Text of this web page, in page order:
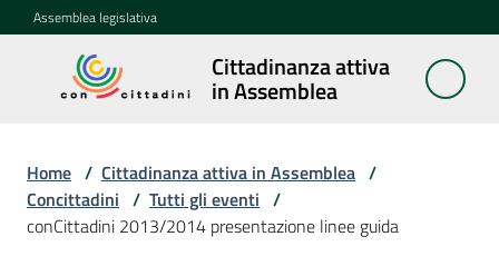
Vai al contenuto
Vai alla navigazione
Vai al footer
Assemblea legislativa
Cittadinanza attiva
in Assemblea
Cittadinanza
attiva in
Concittadini
Home / Cittadinanza attiva in Assemblea /
Concittadini / Tutti gli eventi /
conCittadini 2013/2014 presentazione linee guida